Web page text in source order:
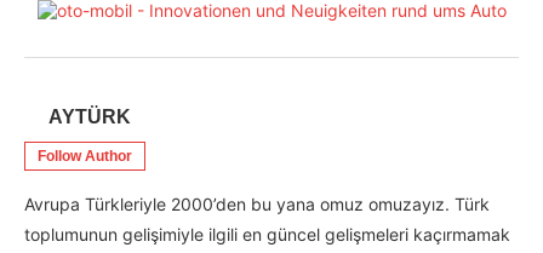
AYTÜRK
Follow Author
Avrupa Türkleriyle 2000’den bu yana omuz omuzayız. Türk
toplumunun gelişimiyle ilgili en güncel gelişmeleri kaçırmamak